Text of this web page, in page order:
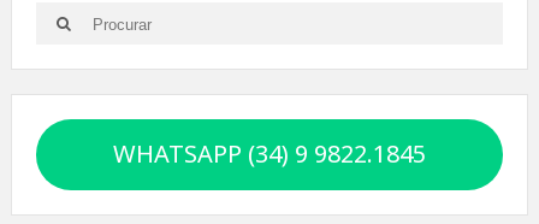
Search
for:
Search
WHATSAPP (34) 9 9822.1845